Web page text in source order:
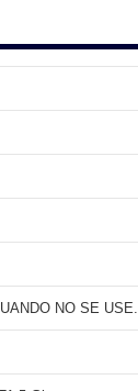
NO SE USE.